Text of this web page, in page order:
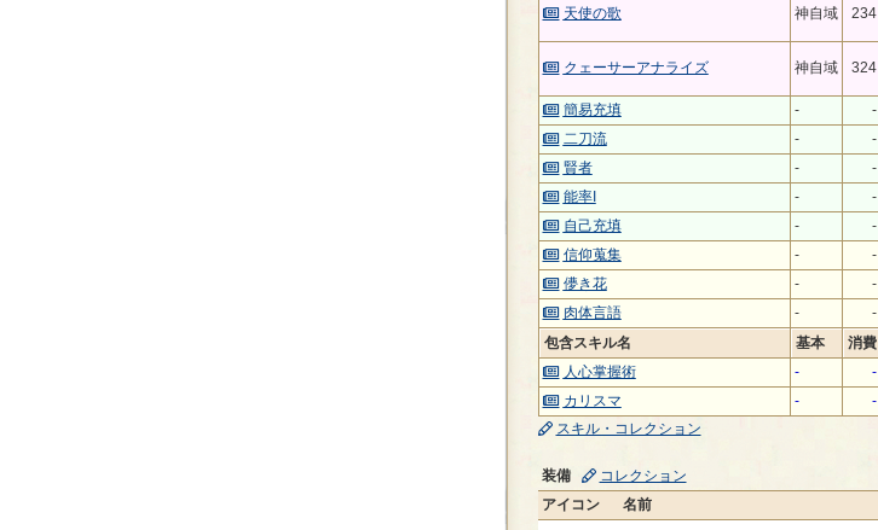
天使の歌 神自域 234
クェーサーアナライズ 神自域 324
簡易充填
- -
二刀流
- -
賢者
- -
能率I
- -
自己充填
- -
信仰蒐集
- -
儚き花
- -
肉体言語
- -
包含スキル名
基本 消費
人心掌握術
- -
カリスマ
- -
スキル・コレクション
装備
コレクション
アイコン
名前